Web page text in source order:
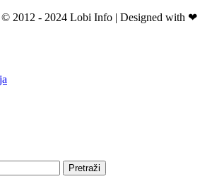
© 2012 - 2024 Lobi Info | Designed with ❤
Pretraži